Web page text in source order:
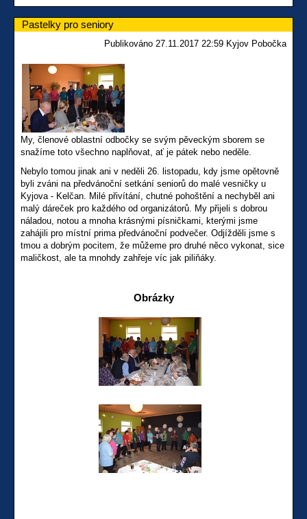
Pastelky pro seniory
Publikováno 27.11.2017 22:59 Kyjov Pobočka
My, členové oblastní odbočky se svým pěveckým sborem se
snažíme toto všechno naplňovat, ať je pátek nebo neděle.
Nebylo tomou jinak ani v neděli 26. listopadu, kdy jsme opětovně
byli zváni na předvánoční setkání seniorů do malé vesničky u
Kyjova - Kelčan. Milé přivítání, chutné pohoštění a nechyběl ani
malý dáreček pro každého od organizátorů. My přijeli s dobrou
náladou, notou a mnoha krásnými písničkami, kterými jsme
zahájili pro místní prima předvánoční podvečer. Odjížděli jsme s
tmou a dobrým pocitem, že můžeme pro druhé něco vykonat, sice
maličkost, ale ta mnohdy zahřeje víc jak piliňáky.
Obrázky